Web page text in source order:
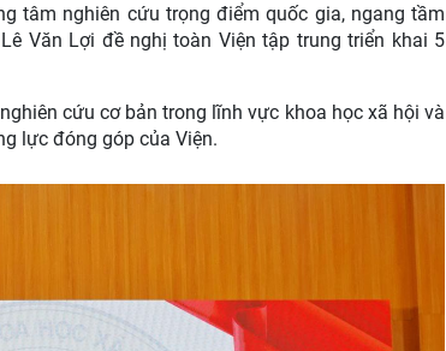
tâm nghiên cứu trọng điểm quốc gia, ngang tầm
Văn Lợi đề nghị toàn Viện tập trung triển khai 5
cứu cơ bản trong lĩnh vực khoa học xã hội và
lực đóng góp của Viện.